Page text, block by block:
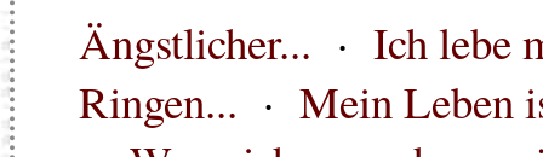
Ängstlicher... · Ich lebe
Ringen... · Mein Leben